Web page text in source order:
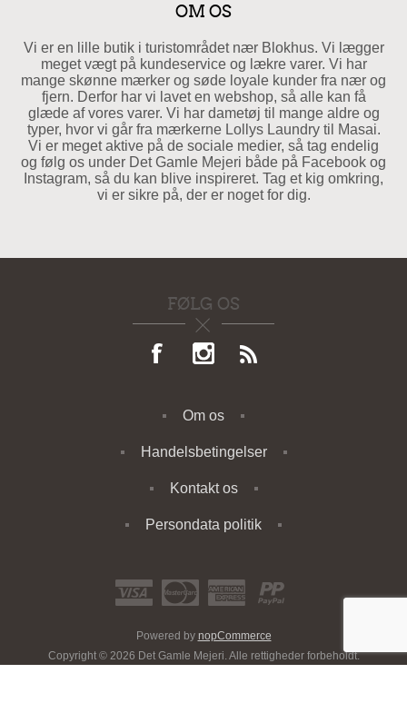
OM OS
Vi er en lille butik i turistområdet nær Blokhus. Vi lægger
meget vægt på kundeservice og lækre varer. Vi har
mange skønne mærker og søde loyale kunder fra nær og
fjern. Derfor har vi lavet en webshop, så alle kan få
glæde af vores varer. Vi har dametøj til mange aldre og
typer, hvor vi går fra mærkerne Lollys Laundry til Masai.
Vi er meget aktive på de sociale medier, så tag endelig
og følg os under Det Gamle Mejeri både på Facebook og
Instagram, så du kan blive inspireret. Tag et kig omkring,
vi er sikre på, der er noget for dig.
FØLG OS
Om os
Handelsbetingelser
Kontakt os
Persondata politik
Powered by nopCommerce
Copyright © 2026 Det Gamle Mejeri. Alle rettigheder forbeholdt.